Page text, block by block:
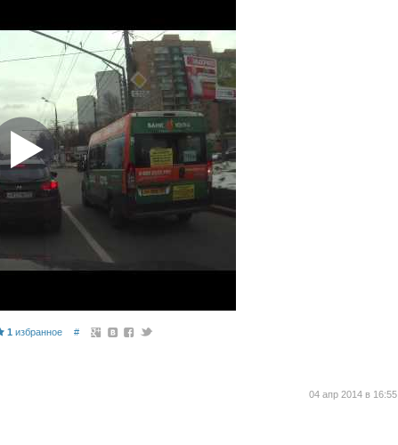
1 избранное #
04 апр 2014 в 16:55